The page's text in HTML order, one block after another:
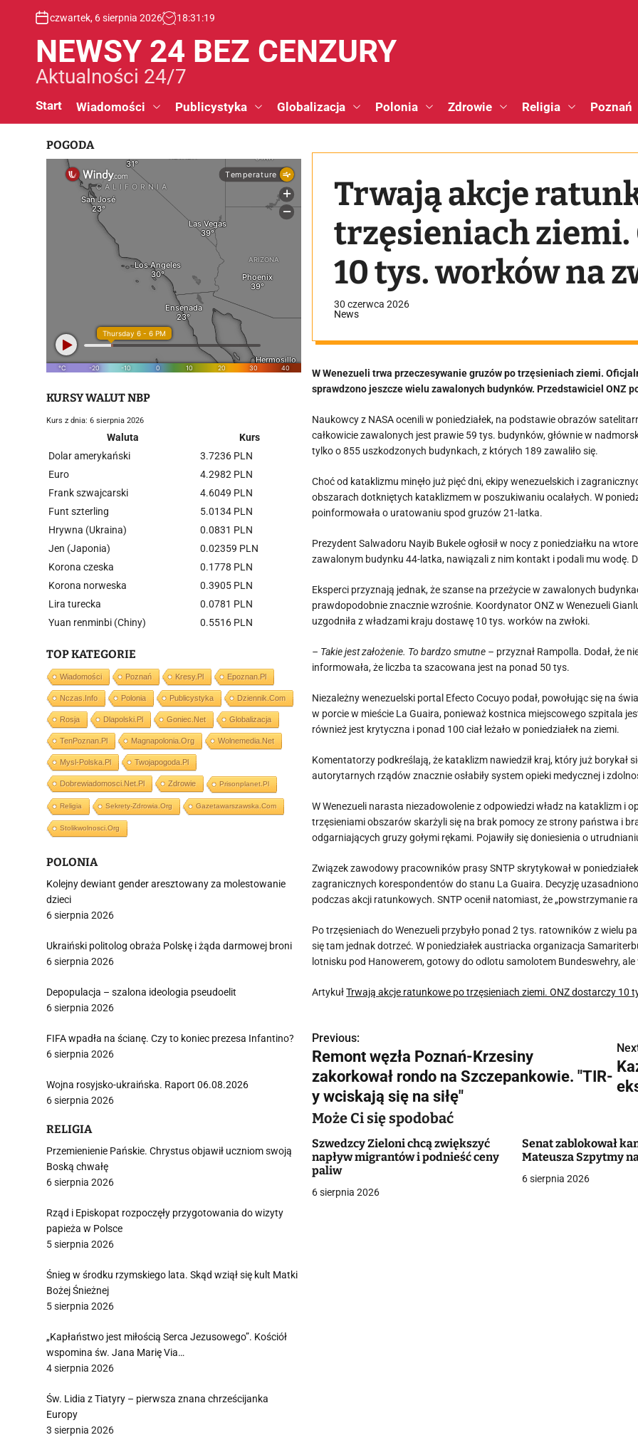
czwartek, 6 sierpnia 2026 18:31 :20
NEWSY 24 BEZ CENZURY
Aktualności 24/7
Start Wiadomości Publicystyka Globalizacja Polonia Zdrowie Religia Poznań
Trwają akcje
trzęsieniach ziemi.
10 tys. worków na
30 czerwca 2026
News
W Wenezueli trwa przeczesywanie gruzów po trzęsieniach ziemi.
sprawdzono jeszcze wielu zawalonych budynków. Przedstawiciel ONZ
Naukowcy z NASA ocenili w poniedziałek, na podstawie obrazów
całkowicie zawalonych jest prawie 59 tys. budynków, głównie w
tylko o 855 uszkodzonych budynkach, z których 189 zawaliło się.
Choć od kataklizmu minęło już pięć dni, ekipy wenezuelskich i
obszarach dotkniętych kataklizmem w poszukiwaniu ocalałych. W
poinformowała o uratowaniu spod gruzów 21-latka.
Prezydent Salwadoru Nayib Bukele ogłosił w nocy z poniedziałku na
zawalonym budynku 44-latka, nawiązali z nim kontakt i podali mu wodę.
Eksperci przyznają jednak, że szanse na przeżycie w zawalonych
prawdopodobnie znacznie wzrośnie. Koordynator ONZ w Wenezueli
uzgodniła z władzami kraju dostawę 10 tys. worków na zwłoki.
– Takie jest założenie. To bardzo smutne – przyznał Rampolla. Dodał, że
informowała, że liczba ta szacowana jest na ponad 50 tys.
Niezależny wenezuelski portal Efecto Cocuyo podał, powołując się na
w porcie w mieście La Guaira, ponieważ kostnica miejscowego szpitala
również jest krytyczna i ponad 100 ciał leżało w poniedziałek na ziemi.
Komentatorzy podkreślają, że kataklizm nawiedził kraj, który już borykał
autorytarnych rządów znacznie osłabiły system opieki medycznej i
W Wenezueli narasta niezadowolenie z odpowiedzi władz na kataklizm i
trzęsieniami obszarów skarżyli się na brak pomocy ze strony państwa i
odgarniających gruzy gołymi rękami. Pojawiły się doniesienia o
Związek zawodowy pracowników prasy SNTP skrytykował w
zagranicznych korespondentów do stanu La Guaira. Decyzję
podczas akcji ratunkowych. SNTP ocenił natomiast, że „powstrzymanie
Po trzęsieniach do Wenezueli przybyło ponad 2 tys. ratowników z wielu
się tam jednak dotrzeć. W poniedziałek austriacka organizacja
lotnisku pod Hanowerem, gotowy do odlotu samolotem Bundeswehry, ale
ArtykułTrwają akcje ratunkowe po trzęsieniach ziemi. ONZ dostarczy 10
N
a
w
i
g
a
Previous:
Remont węzła Poznań-Krzesiny
zakorkował rondo na Szczepankowie. "TIR-
y wciskają się na siłę"
Może Ci się spodobać
Szwedzcy Zieloni chcą zwiększyć
napływ migrantów i podnieść ceny
paliw
6 sierpnia 2026
Senat zablokował
Mateusza Szpytmy
6 sierpnia 2026
POGODA
KURSY WALUT NBP
Kurs z dnia: 6 sierpnia 2026
Waluta
Kurs
Dolar amerykański
3.7236 PLN
Euro
4.2982 PLN
Frank szwajcarski
4.6049 PLN
Funt szterling
5.0134 PLN
Hrywna (Ukraina)
0.0831 PLN
Jen (Japonia)
0.02359 PLN
Korona czeska
0.1778 PLN
Korona norweska
0.3905 PLN
Lira turecka
0.0781 PLN
Yuan renminbi (Chiny)
0.5516 PLN
TOP KATEGORIE
Wiadomości Poznań Kresy.pl Epoznan.pl
Nczas.info Polonia Publicystyka Dziennik.com
Rosja Dlapolski.pl Goniec.net Globalizacja
TenPoznan.pl Magnapolonia.org Wolnemedia.net
Mysl-Polska.pl Twojapogoda.pl
Dobrewiadomosci.net.pl Zdrowie Prisonplanet.pl
Religia Sekrety-Zdrowia.org Gazetawarszawska.com
Stolikwolnosci.org
POLONIA
Kolejny dewiant gender aresztowany za molestowanie
dzieci
6 sierpnia 2026
Ukraiński politolog obraża Polskę i żąda darmowej broni
6 sierpnia 2026
Depopulacja – szalona ideologia pseudoelit
6 sierpnia 2026
FIFA wpadła na ścianę. Czy to koniec prezesa Infantino?
6 sierpnia 2026
Wojna rosyjsko-ukraińska. Raport 06.08.2026
6 sierpnia 2026
RELIGIA
Przemienienie Pańskie. Chrystus objawił uczniom swoją
Boską chwałę
6 sierpnia 2026
Rząd i Episkopat rozpoczęły przygotowania do wizyty
papieża w Polsce
5 sierpnia 2026
Śnieg w środku rzymskiego lata. Skąd wziął się kult Matki
Bożej Śnieżnej
5 sierpnia 2026
„Kapłaństwo jest miłością Serca Jezusowego”. Kościół
wspomina św. Jana Marię Via…
4 sierpnia 2026
Św. Lidia z Tiatyry – pierwsza znana chrześcijanka
Europy
3 sierpnia 2026